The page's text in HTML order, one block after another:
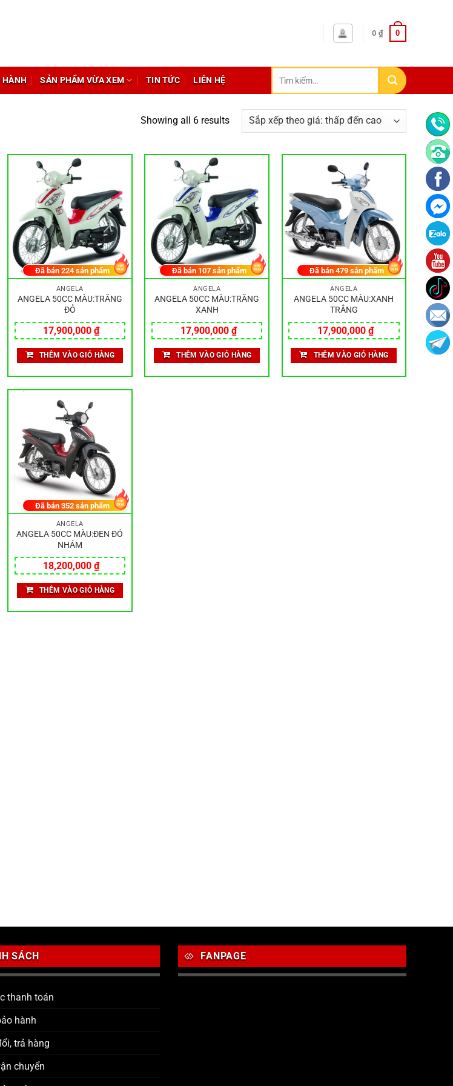
0 ₫ 0
HÀNH SẢN PHẨM VỪA XEM TIN TỨC LIÊN HỆ
kiếm:
Showing all 6 results
ANGELA
ANGELA 50CC MÀU:TRẮNG
ĐỎ
17,900,000₫
Đã bán224sản phẩm
THÊM VÀO GIỎ HÀNG
ANGELA
ANGELA 50CC MÀU:TRẮNG
XANH
17,900,000 ₫
Đã bán 107 sản phẩm
THÊM VÀO GIỎ HÀNG
ANGELA
ANGELA 50CC MÀU:XANH
TRẮNG
17,900,000 ₫
Đã bán 479sản phẩm
THÊM VÀO GIỎ HÀNG
ANGELA
ANGELA 50CC MÀU:ĐEN ĐỎ
NHÁM
18,200,000₫
Đã bán352 sản phẩm
THÊM VÀO GIỎ HÀNG
SÁCH
thanh toán
hành
trả hàng
chuyển
FANPAGE